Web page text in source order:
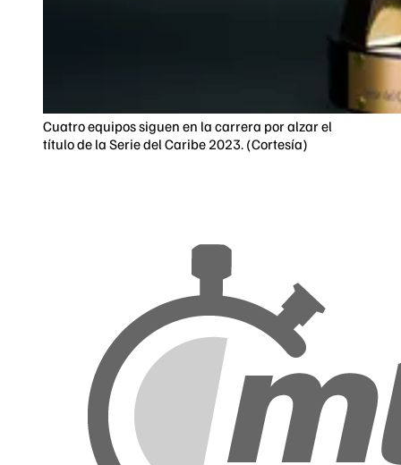
Cuatro equipos siguen en la carrera por alzar el
título de la Serie del Caribe 2023. (Cortesía)